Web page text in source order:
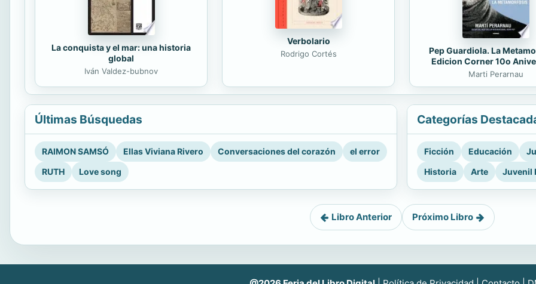
La conquista y el mar: una historia
global
Iván Valdez-bubnov
Verbolario
Rodrigo Cortés
Pep Guardiola. La
Edicion Corner 10o
Marti Perarnau
Últimas Búsquedas
RAIMON SAMSÓ Ellas Viviana Rivero Conversaciones del corazón
el error
RUTH
Love song
Categorías
Ficción Educación
Historia
Arte Juvenil
Libro Anterior Próximo Libro